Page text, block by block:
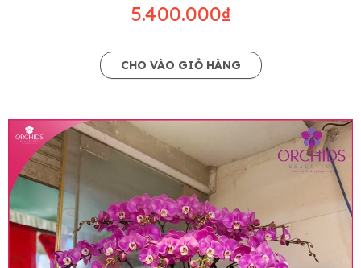
5.400.000₫
CHO VÀO GIỎ HÀNG